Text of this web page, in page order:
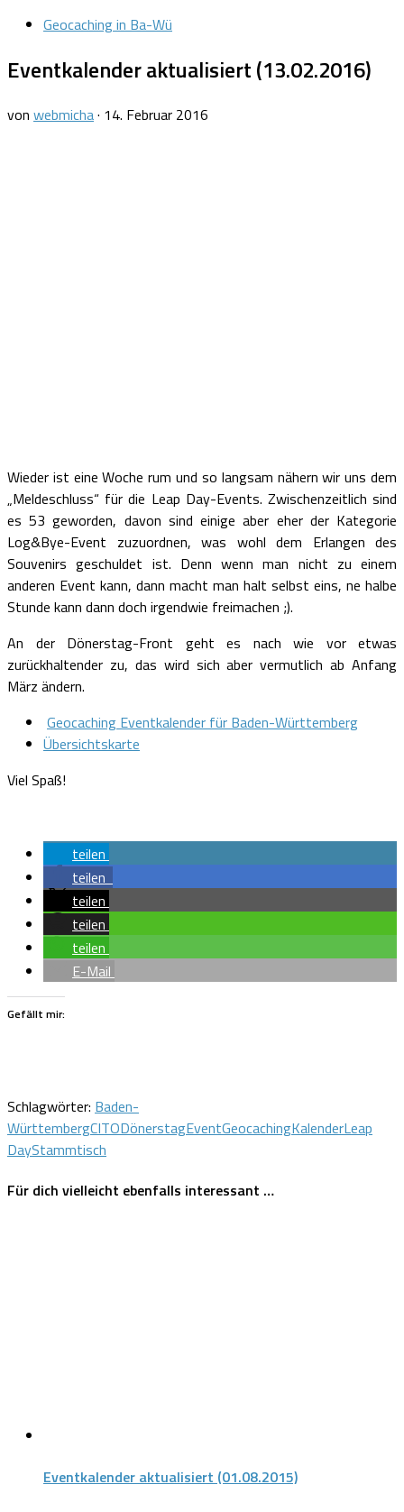
Geocaching in Ba-Wü
Eventkalender aktualisiert (13.02.2016)
von webmicha· 14. Februar 2016
Wieder ist eine Woche rum und so langsam nähern wir uns dem
„Meldeschluss“ für die Leap Day-Events. Zwischenzeitlich sind
es 53 geworden, davon sind einige aber eher der Kategorie
Log&Bye-Event zuzuordnen, was wohl dem Erlangen des
Souvenirs geschuldet ist. Denn wenn man nicht zu einem
anderen Event kann, dann macht man halt selbst eins, ne halbe
Stunde kann dann doch irgendwie freimachen ;).
An der Dönerstag-Front geht es nach wie vor etwas
zurückhaltender zu, das wird sich aber vermutlich ab Anfang
März ändern.
Geocaching Eventkalender für Baden-Württemberg
Übersichtskarte
Viel Spaß!
teilen
teilen
teilen
teilen
teilen
E-Mail
Gefällt mir:
Schlagwörter: Baden-
WürttembergCITODönerstagEventGeocachingKalenderLeap
DayStammtisch
Für dich vielleicht ebenfalls interessant …
Eventkalender aktualisiert (01.08.2015)